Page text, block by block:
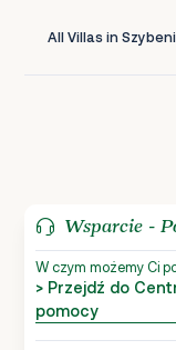
All Villas in
Wsparcie -
W czym możemy Ci
> Przejdź do
pomocy